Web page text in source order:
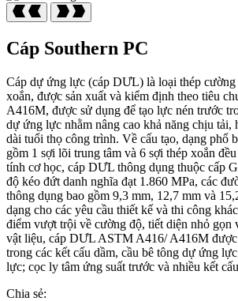
Cáp Southern PC
Cáp dự ứng lực (cáp DƯL) là loại thép cường
xoắn, được sản xuất và kiểm định theo tiêu
A416M, được sử dụng để tạo lực nén trước
dự ứng lực nhằm nâng cao khả năng chịu tải,
dài tuổi thọ công trình. Về cấu tạo, dạng phổ
gồm 1 sợi lõi trung tâm và 6 sợi thép xoắn
tính cơ học, cáp DƯL thông dụng thuộc cấp
độ kéo đứt danh nghĩa đạt 1.860 MPa, các
thông dụng bao gồm 9,3 mm, 12,7 mm và
dạng cho các yêu cầu thiết kế và thi công
điểm vượt trội về cường độ, tiết diện nhỏ gọn
vật liệu, cáp DƯL ASTM A416/ A416M
trong các kết cấu dầm, cầu bê tông dự ứng
lực; cọc ly tâm ứng suất trước và nhiều kết
Chia sẻ: